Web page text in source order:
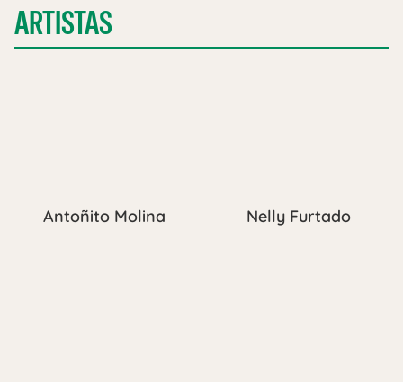
ARTISTAS
Antoñito Molina Nelly Furtado